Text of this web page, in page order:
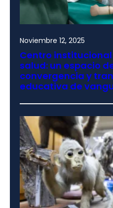
Noviembre 12, 2025
Centro
salud: un espacio
convergencia y
educativa de